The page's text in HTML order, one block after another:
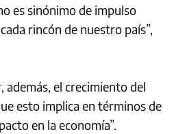
es sinónimo de impulso
rincón de nuestro país”,
además, el crecimiento del
esto implica en términos de
en la economía”.